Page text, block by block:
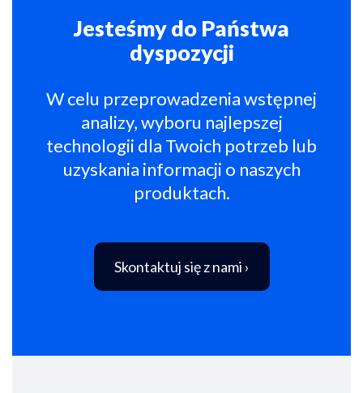
Jesteśmy do Państwa
dyspozycji
W celu przeprowadzenia wstępnej
analizy, wyboru najlepszej
technologii dla Twoich potrzeb lub
uzyskania informacji o naszych
produktach.
Skontaktuj się z nami ›